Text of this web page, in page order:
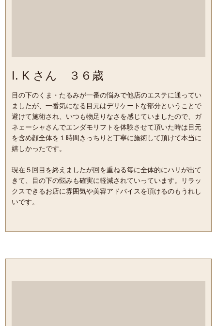
I. K さん ３６歳
目の下のくま・たるみが一番の悩みで他店のエステに通ってい
ましたが、一番気になる目元はデリケートな部分ということで
避けて施術され、いつも物足りなさを感じていましたので、ガ
ネェーシャさんでエンダモリフトを体験させて頂いた時は目元
を含め顔全体を１時間きっちりと丁寧に施術して頂けて本当に
嬉しかったです。
現在５回目を終えましたが回を重ねる毎に全体的にハリが出て
きて、目の下の悩みも確実に軽減されていっています。リラッ
クスできるお店に雰囲気や美容アドバイスを頂けるのもうれし
いです。